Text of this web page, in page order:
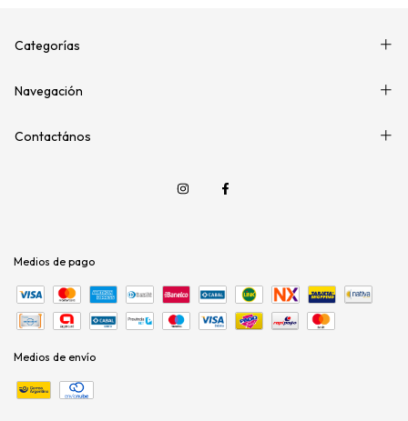
Categorías
Navegación
Contactános
Medios de pago
Medios de envío